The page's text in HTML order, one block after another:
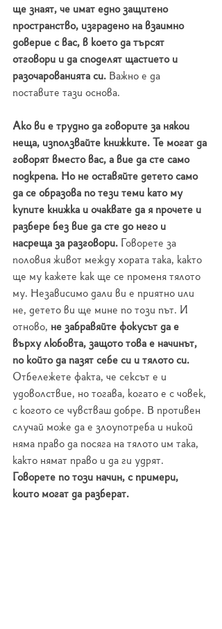
ще знаят, че имат едно защитено
пространство, изградено на взаимно
доверие с вас, в което да търсят
отговори и да споделят щастието и
разочарованията си. Важно е да
поставите тази основа.
Ако ви е трудно да говорите за някои
неща, използвайте книжките. Те могат да
говорят вместо вас, а вие да сте само
подкрепа. Но не оставяйте детето само
да се образова по тези теми като му
купите книжка и очаквате да я прочете и
разбере без вие да сте до него и
насреща за разговори. Говорете за
половия живот между хората така, както
ще му кажете как ще се променя тялото
му. Независимо дали ви е приятно или
не, детето ви ще мине по този път. И
отново, не забравяйте фокусът да е
върху любовта, защото това е начинът,
по който да пазят себе си и тялото си.
Отбележете факта, че сексът е и
удоволствие, но тогава, когато е с човек,
с когото се чувстваш добре. В противен
случай може да е злоупотреба и никой
няма право да посяга на тялото им така,
както нямат право и да ги удрят.
Говорете по този начин, с примери,
които могат да разберат.